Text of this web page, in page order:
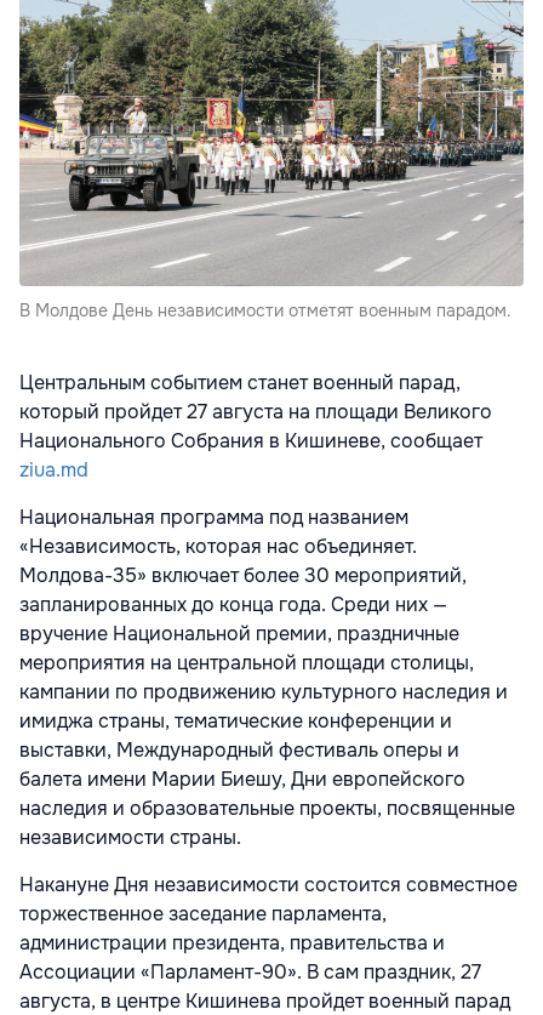
В Молдове День независимости отметят военным парадом.
Центральным событием станет военный парад,
который пройдет 27 августа на площади Великого
Национального Собрания в Кишиневе, сообщает
ziua.md
Национальная программа под названием
«Независимость, которая нас объединяет.
Молдова-35» включает более 30 мероприятий,
запланированных до конца года. Среди них —
вручение Национальной премии, праздничные
мероприятия на центральной площади столицы,
кампании по продвижению культурного наследия и
имиджа страны, тематические конференции и
выставки, Международный фестиваль оперы и
балета имени Марии Биешу, Дни европейского
наследия и образовательные проекты, посвященные
независимости страны.
Накануне Дня независимости состоится совместное
торжественное заседание парламента,
администрации президента, правительства и
Ассоциации «Парламент-90». В сам праздник, 27
августа, в центре Кишинева пройдет военный парад